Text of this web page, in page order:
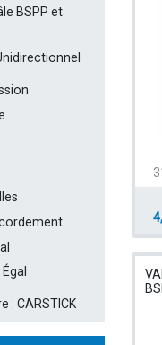
BSPP et
: CARSTICK